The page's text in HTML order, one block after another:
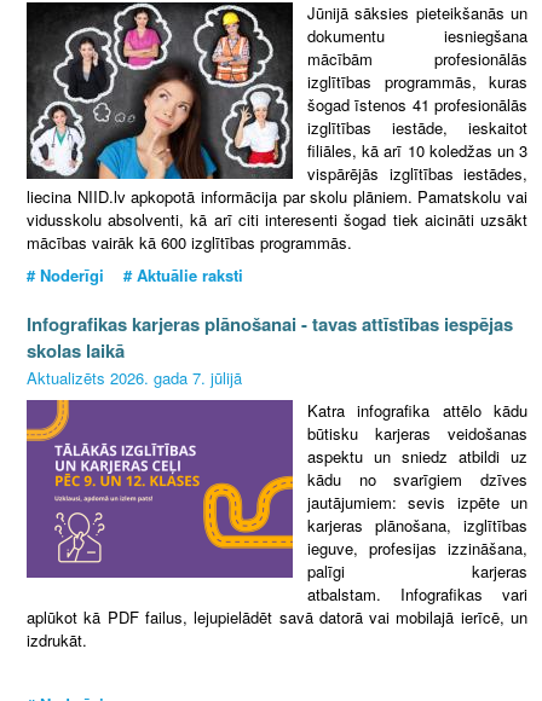
Jūnijā sāksies pieteikšanās un
dokumentu iesniegšana
mācībām profesionālās
izglītības programmās, kuras
šogad īstenos 41 profesionālās
izglītības iestāde, ieskaitot
filiāles, kā arī 10 koledžas un 3
vispārējās izglītības iestādes,
liecina NIID.lv apkopotā informācija par skolu plāniem. Pamatskolu vai
vidusskolu absolventi, kā arī citi interesenti šogad tiek aicināti uzsākt
mācības vairāk kā 600 izglītības programmās.
# Noderīgi # Aktuālie raksti
Infografikas karjeras plānošanai - tavas attīstības iespējas
skolas laikā
Aktualizēts 2026. gada 7. jūlijā
Katra infografika attēlo kādu
būtisku karjeras veidošanas
aspektu un sniedz atbildi uz
kādu no svarīgiem dzīves
jautājumiem: sevis izpēte un
karjeras plānošana, izglītības
ieguve, profesijas izzināšana,
palīgi karjeras
atbalstam. Infografikas vari
aplūkot kā PDF failus, lejupielādēt savā datorā vai mobilajā ierīcē, un
izdrukāt.